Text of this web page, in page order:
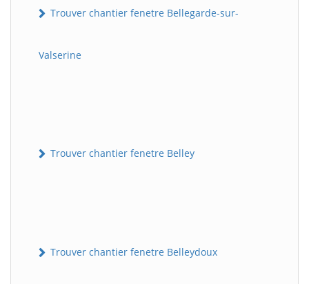
Trouver chantier fenetre Bellegarde-sur-
Valserine
Trouver chantier fenetre Belley
Trouver chantier fenetre Belleydoux